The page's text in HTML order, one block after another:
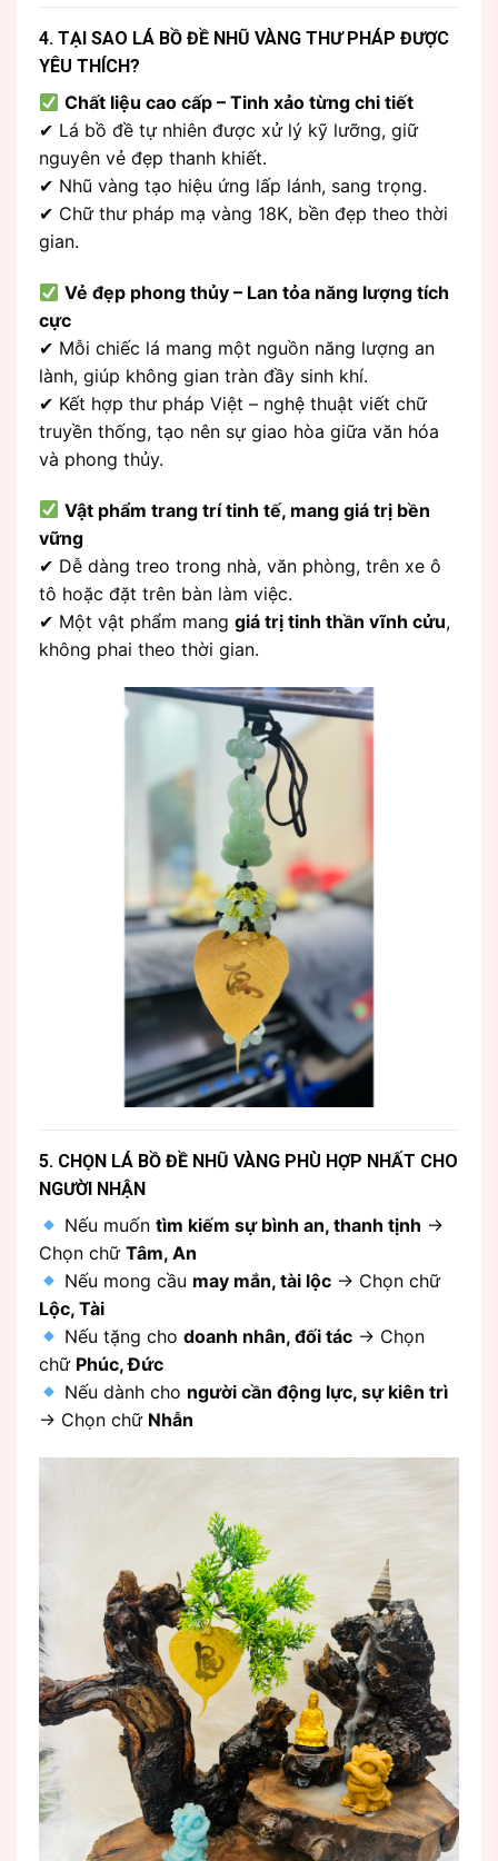
4. TẠI SAO LÁ BỒ ĐỀ NHŨ VÀNG THƯ PHÁP ĐƯỢC
YÊU THÍCH?
Chất liệu cao cấp – Tinh xảo từng chi tiết
✔ Lá bồ đề tự nhiên được xử lý kỹ lưỡng, giữ
nguyên vẻ đẹp thanh khiết.
✔ Nhũ vàng tạo hiệu ứng lấp lánh, sang trọng.
✔ Chữ thư pháp mạ vàng 18K, bền đẹp theo thời
gian.
Vẻ đẹp phong thủy – Lan tỏa năng lượng tích
cực
✔ Mỗi chiếc lá mang một nguồn năng lượng an
lành, giúp không gian tràn đầy sinh khí.
✔ Kết hợp thư pháp Việt – nghệ thuật viết chữ
truyền thống, tạo nên sự giao hòa giữa văn hóa
và phong thủy.
Vật phẩm trang trí tinh tế, mang giá trị bền
vững
✔ Dễ dàng treo trong nhà, văn phòng, trên xe ô
tô hoặc đặt trên bàn làm việc.
✔ Một vật phẩm mang giá trị tinh thần vĩnh cửu,
không phai theo thời gian.
5. CHỌN LÁ BỒ ĐỀ NHŨ VÀNG PHÙ HỢP NHẤT CHO
NGƯỜI NHẬN
Nếu muốntìm kiếm sự bình an, thanh tịnh →
Chọn chữ Tâm, An
Nếu mong cầu may mắn, tài lộc → Chọn chữ
Lộc, Tài
Nếu tặng chodoanh nhân, đối tác → Chọn
chữ Phúc, Đức
Nếu dành cho người cần động lực, sự kiên trì
→ Chọn chữ Nhẫn